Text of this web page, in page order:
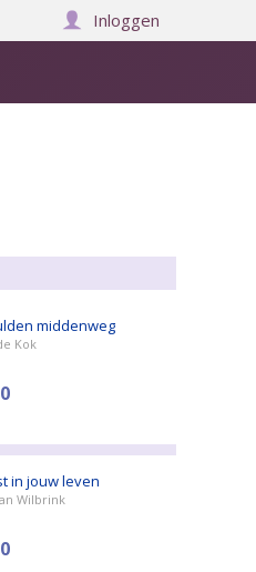
Inloggen
Winkelwagen:0
middenweg
Kok
in jouw leven
Wilbrink